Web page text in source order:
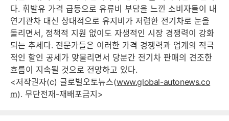
다. 휘발유 가격 급등으로 유류비 부담을 느낀 소비자들이 내
연기관차 대신 상대적으로 유지비가 저렴한 전기차로 눈을
돌리면서, 정책적 지원 없이도 자생적인 시장 경쟁력이 강화
되는 추세다. 전문가들은 이러한 가격 경쟁력과 업계의 적극
적인 할인 공세가 맞물리면서 당분간 전기차 판매의 견조한
흐름이 지속될 것으로 전망하고 있다.
<저작권자(c) 글로벌오토뉴스(www.global-autonews.co
m). 무단전재-재배포금지>